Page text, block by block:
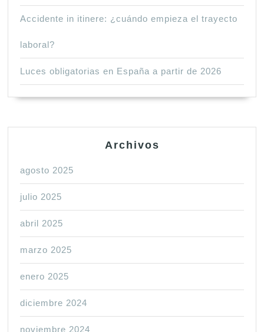
Accidente in itinere: ¿cuándo empieza el trayecto
laboral?
Luces obligatorias en España a partir de 2026
Archivos
agosto 2025
julio 2025
abril 2025
marzo 2025
enero 2025
diciembre 2024
noviembre 2024